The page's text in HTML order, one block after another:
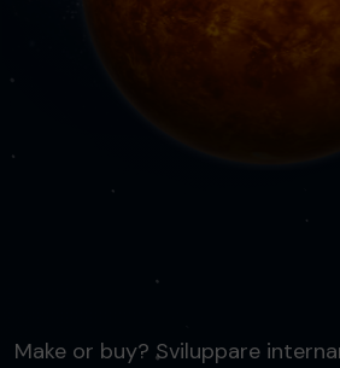
Make or buy? Sviluppare